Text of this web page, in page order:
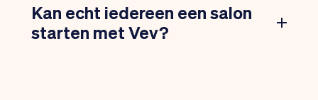
Kan echt iedereen een salon
starten met Vev?